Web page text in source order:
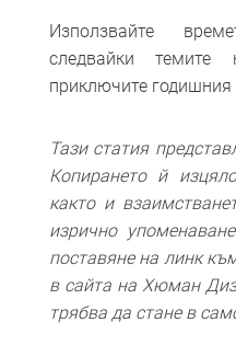
Използвайте
следвайки
приключите годишния
Тази статия
Копирането й
както и
изрично
поставяне на линк
в сайта на Хюман
трябва да стане в